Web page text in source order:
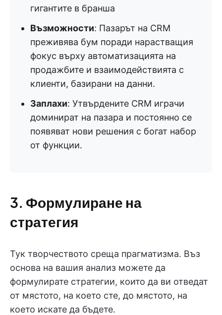
гигантите в бранша
Възможности: Пазарът на CRM
преживява бум поради нарастващия
фокус върху автоматизацията на
продажбите и взаимодействията с
клиенти, базирани на данни.
Заплахи: Утвърдените CRM играчи
доминират на пазара и постоянно се
появяват нови решения с богат набор
от функции.
3. Формулиране на
стратегия
Тук творчеството среща прагматизма. Въз
основа на вашия анализ можете да
формулирате стратегии, които да ви отведат
от мястото, на което сте, до мястото, на
което искате да бъдете.